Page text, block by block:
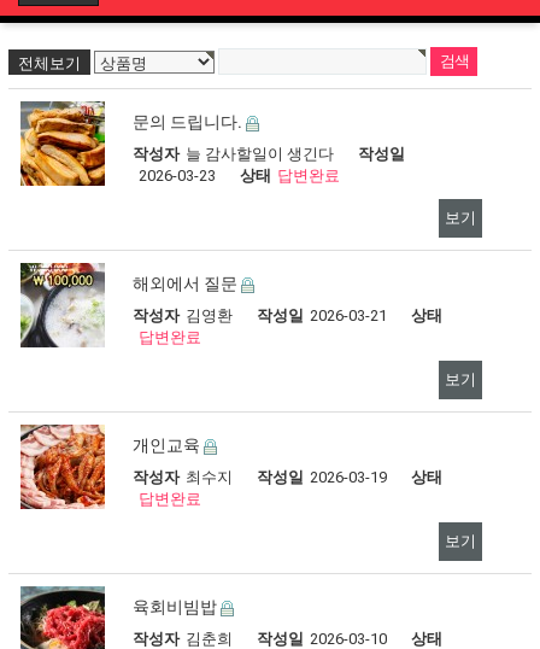
전체보기
문의 드립니다.
작성자 늘 감사할일이 생긴다
작성일
2026-03-23
상태 답변완료
보기
해외에서 질문
작성자 김영환 작성일 2026-03-21
상태
답변완료
보기
개인교육
작성자 최수지 작성일 2026-03-19
상태
답변완료
보기
육회비빔밥
작성자 김춘희 작성일 2026-03-10
상태